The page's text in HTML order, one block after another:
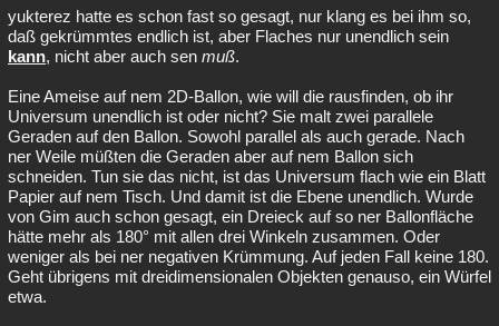
yukterez hatte es schon fast so gesagt, nur klang es bei ihm so,
daß gekrümmtes endlich ist, aber Flaches nur unendlich sein
kann, nicht aber auch sen muß.
Eine Ameise auf nem 2D-Ballon, wie will die rausfinden, ob ihr
Universum unendlich ist oder nicht? Sie malt zwei parallele
Geraden auf den Ballon. Sowohl parallel als auch gerade. Nach
ner Weile müßten die Geraden aber auf nem Ballon sich
schneiden. Tun sie das nicht, ist das Universum flach wie ein Blatt
Papier auf nem Tisch. Und damit ist die Ebene unendlich. Wurde
von Gim auch schon gesagt, ein Dreieck auf so ner Ballonfläche
hätte mehr als 180° mit allen drei Winkeln zusammen. Oder
weniger als bei ner negativen Krümmung. Auf jeden Fall keine 180.
Geht übrigens mit dreidimensionalen Objekten genauso, ein Würfel
etwa.